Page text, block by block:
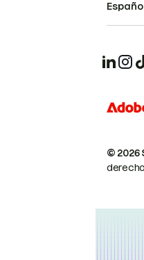
© 2026